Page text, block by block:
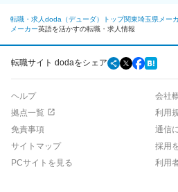
転職・求人doda（デューダ）トップ関東埼玉県 メー
メーカー英語を活かすの転職・求人情報
転職サイト dodaをシェア
ヘルプ
会社
拠点一覧
利用
免責事項
通信
サイトマップ
採用
PCサイトを見る
利用